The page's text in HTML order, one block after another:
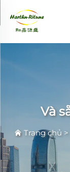
Và
Trang chủ >